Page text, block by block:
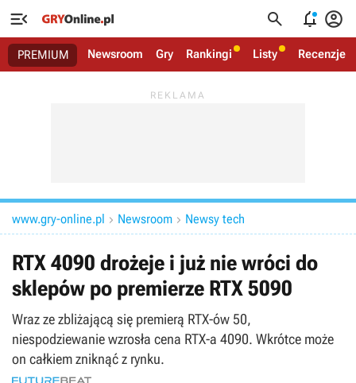
   
PREMIUM Newsroom Gry Rankingi Listy Recenzje
www.gry-online.pl  Newsroom  Newsy tech
RTX 4090 drożeje i już nie wróci do
sklepów po premierze RTX 5090
Wraz ze zbliżającą się premierą RTX-ów 50,
niespodziewanie wzrosła cena RTX-a 4090. Wkrótce może
on całkiem zniknąć z rynku.